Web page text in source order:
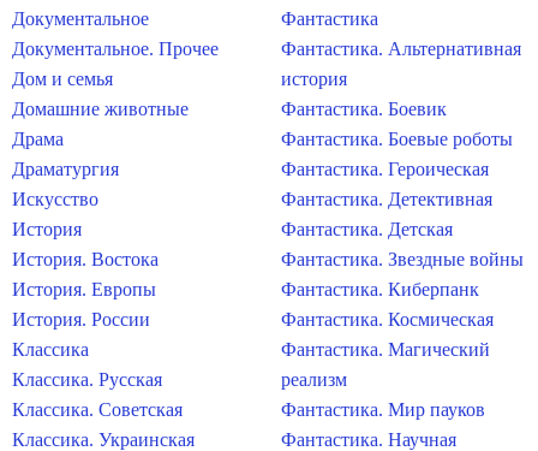
Документальное
Документальное. Прочее
Дом и семья
Домашние животные
Драма
Драматургия
Искусство
История
История. Востока
История. Европы
История. России
Классика
Классика. Русская
Классика. Советская
Классика. Украинская
Фантастика
Фантастика. Альтернативная
история
Фантастика. Боевик
Фантастика. Боевые роботы
Фантастика. Героическая
Фантастика. Детективная
Фантастика. Детская
Фантастика. Звездные войны
Фантастика. Киберпанк
Фантастика. Космическая
Фантастика. Магический
реализм
Фантастика. Мир пауков
Фантастика. Научная